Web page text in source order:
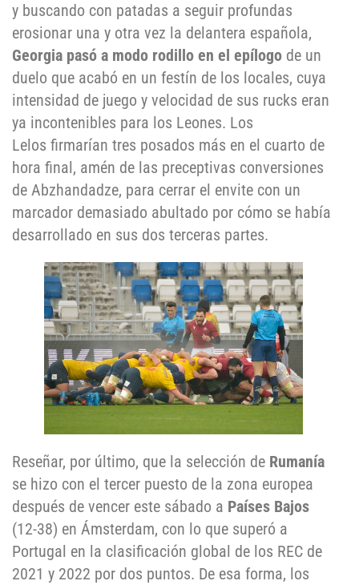
y buscando con patadas a seguir profundas
erosionar una y otra vez la delantera española,
Georgia pasó a modo rodillo en el epílogo de un
duelo que acabó en un festín de los locales, cuya
intensidad de juego y velocidad de sus rucks eran
ya incontenibles para los Leones. Los
Lelos firmarían tres posados más en el cuarto de
hora final, amén de las preceptivas conversiones
de Abzhandadze, para cerrar el envite con un
marcador demasiado abultado por cómo se había
desarrollado en sus dos terceras partes.
Reseñar, por último, que la selección de Rumanía
se hizo con el tercer puesto de la zona europea
después de vencer este sábado a Países Bajos
(12-38) en Ámsterdam, con lo que superó a
Portugal en la clasificación global de los REC de
2021 y 2022 por dos puntos. De esa forma, los